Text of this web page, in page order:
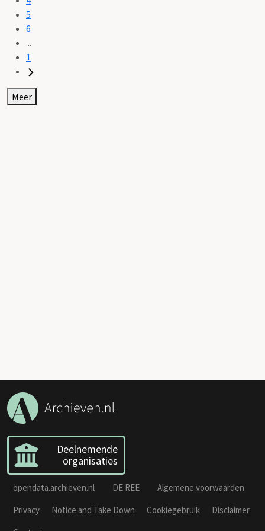
5
6
...
1
Meer
Deelnemende
organisaties
opendata.archieven.nl DE REE
Algemene voorwaarden
Privacy
Notice and Take Down Cookiegebruik
Disclaimer